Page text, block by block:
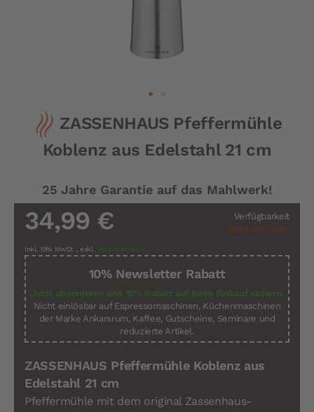
Anfang
Bildergalerie
ZASSENHAUS Pfeffermühle
Koblenz aus Edelstahl 21 cm
25 Jahre Garantie auf das Mahlwerk!
Verfügbarkeit
Nicht auf Lager
34,99 €
Inkl. 19% MwSt. , exkl. Versandkosten
10% Newsletter Rabatt
Jetzt abonnieren und 10% Rabatt auf Ihren Einkauf sichern.
Nicht einlösbar auf Espressomaschinen, Küchenmaschinen
der Marke Ankarsrum, Kaffee, Gutscheine, Seminare und
reduzierte Artikel.
ZASSENHAUS Pfeffermühle Koblenz aus
Edelstahl 21 cm
Pfeffermühle mit dem original Zassenhaus-